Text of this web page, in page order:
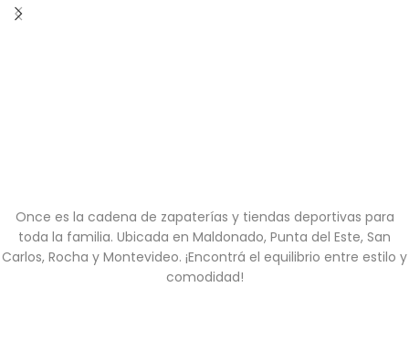
Once es la cadena de zapaterías y tiendas deportivas para
toda la familia. Ubicada en Maldonado, Punta del Este, San
Carlos, Rocha y Montevideo. ¡Encontrá el equilibrio entre estilo y
comodidad!